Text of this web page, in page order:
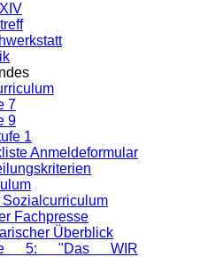
7
9
1
Anmeldeformular
Sozialcurriculum
Fachpresse
Überblick
5: "Das WIR